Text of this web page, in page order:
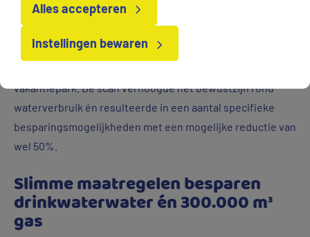
bedrijfsonderdeel. Die informatie was heel nuttig, want
wij wisten niet goed waar we de 40.000 kuub water per
jaar precies voor gebruikten’, vertelt Ids Dijkstra,
vakantiepark. De scan verhoogde het bewustzijn rond
waterverbruik én resulteerde in een aantal specifieke
besparingsmogelijkheden met een mogelijke reductie van
wel 50%.
Slimme maatregelen besparen
drinkwaterwater én 300.000 m³
gas
Alles accepteren
Instellingen bewaren